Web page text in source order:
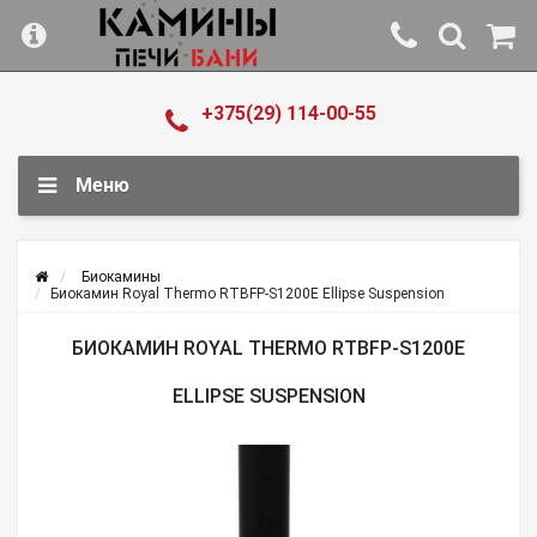
+375(29) 114-00-55
Меню
Биокамины
Биокамин Royal Thermo RTBFP-S1200E Ellipse Suspension
БИОКАМИН ROYAL THERMO RTBFP-S1200E
ELLIPSE SUSPENSION